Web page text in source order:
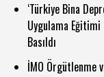
‘Türkiye Bina
Uygulama
Basıldı
İMO Örgütlenme